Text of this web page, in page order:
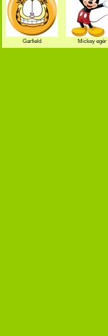
Garfield Mickey egér